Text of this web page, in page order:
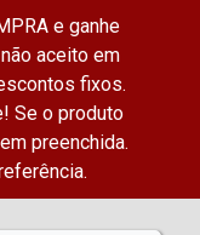
e ganhe
aceito em
fixos.
Se o produto
preenchida.